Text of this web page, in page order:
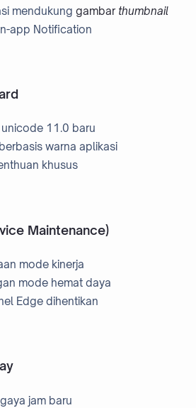
mendukung gambar thumbnail
app Notification
11.0 baru
warna aplikasi
khusus
Maintenance)
mode kinerja
mode hemat daya
Edge dihentikan
jam baru